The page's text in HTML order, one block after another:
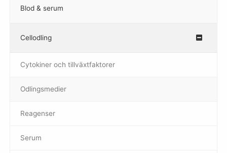
Blod & serum
Cellodling
–
Cytokiner och tillväxtfaktorer
Odlingsmedier
Reagenser
Serum